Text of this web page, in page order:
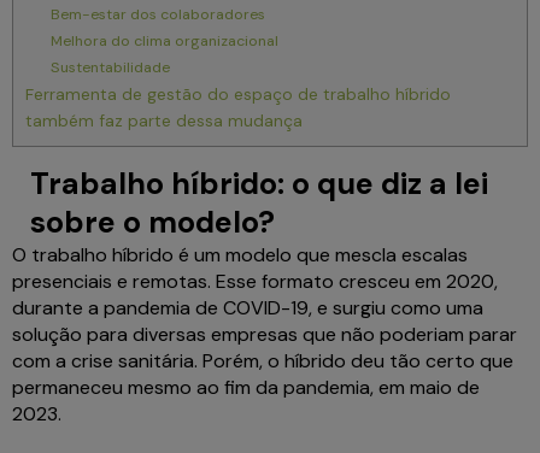
Bem-estar dos colaboradores
Melhora do clima organizacional
Sustentabilidade
Ferramenta de gestão do espaço de trabalho híbrido
também faz parte dessa mudança
Trabalho híbrido: o que diz a lei
sobre o modelo?
O trabalho híbrido é um modelo que mescla escalas
presenciais e remotas. Esse formato cresceu em 2020,
durante a pandemia de COVID-19, e surgiu como uma
solução para diversas empresas que não poderiam parar
com a crise sanitária. Porém, o híbrido deu tão certo que
permaneceu mesmo ao fim da pandemia, em maio de
2023.